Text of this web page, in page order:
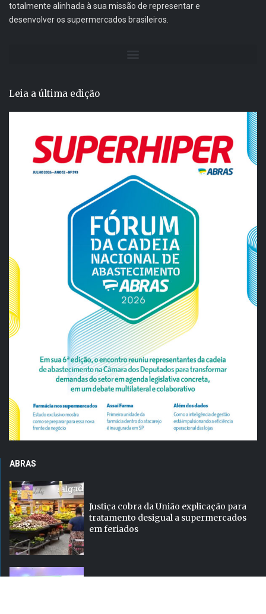
totalmente alinhada à sua missão de representar e
desenvolver os supermercados brasileiros.
Leia a última edição
ABRAS
Justiça cobra da União explicação para
tratamento desigual a supermercados
em feriados